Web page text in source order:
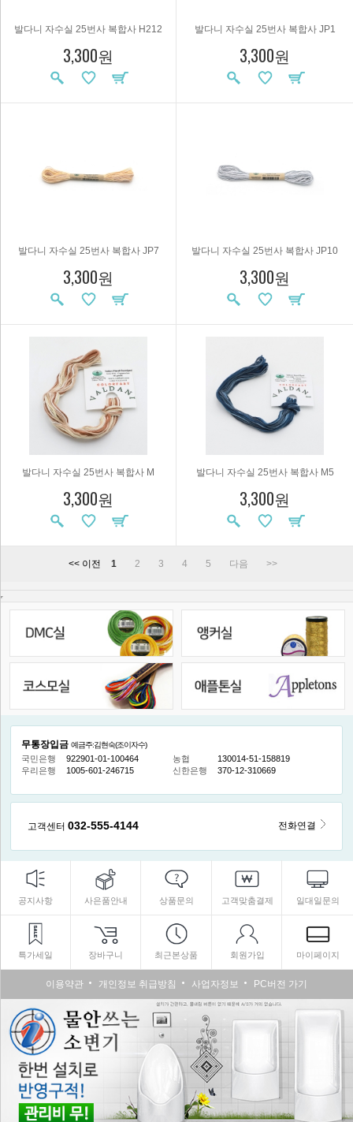
발다니 자수실 25번사 복합사 H212
3,300원
발다니 자수실 25번사 복합사 JP1
3,300원
발다니 자수실 25번사 복합사 JP7
3,300원
발다니 자수실 25번사 복합사 JP10
3,300원
발다니 자수실 25번사 복합사 M
3,300원
발다니 자수실 25번사 복합사 M5
3,300원
<< 이전 1 2 3 4 5 다음 >>
무통장입금 예금주:김현숙(조이자수)
국민은행 922901-01-100464 농협
130014-51-158819
우리은행
1005-601-246715 신한은행 370-12-310669
고객센터032-555-4144 전화연결
공지사항 사은품안내 상품문의 고객맞춤결제 일대일문의
특가세일 장바구니 최근본상품 회원가입 마이페이지
이용약관 개인정보 취급방침 사업자정보 PC버전 가기